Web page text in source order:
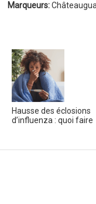
Marqueurs:
Hausse des éclosions
d’influenza : quoi faire